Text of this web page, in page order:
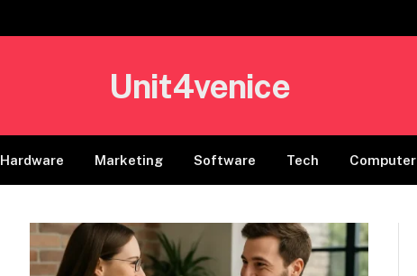
Unit4venice
Hardware Marketing Software Tech Computer